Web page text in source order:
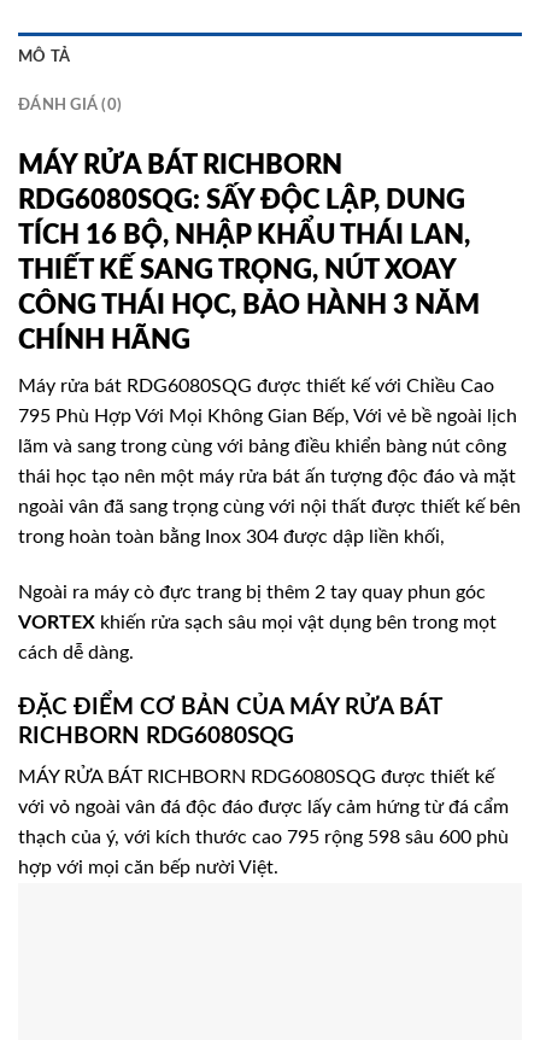
MÔ TẢ
ĐÁNH GIÁ (0)
MÁY RỬA BÁT RICHBORN
RDG6080SQG: SẤY ĐỘC LẬP, DUNG
TÍCH 16 BỘ, NHẬP KHẨU THÁI LAN,
THIẾT KẾ SANG TRỌNG, NÚT XOAY
CÔNG THÁI HỌC, BẢO HÀNH 3 NĂM
CHÍNH HÃNG
Máy rửa bát RDG6080SQG được thiết kế với Chiều Cao
795 Phù Hợp Với Mọi Không Gian Bếp, Với vẻ bề ngoài lịch
lãm và sang trong cùng với bảng điều khiển bàng nút công
thái học tạo nên một máy rửa bát ấn tượng độc đáo và mặt
ngoài vân đã sang trọng cùng với nội thất được thiết kế bên
trong hoàn toàn bằng Inox 304 được dập liền khối,
Ngoài ra máy cò đực trang bị thêm 2 tay quay phun góc
VORTEX khiến rửa sạch sâu mọi vật dụng bên trong mọt
cách dễ dàng.
ĐẶC ĐIỂM CƠ BẢN CỦA MÁY RỬA BÁT
RICHBORN RDG6080SQG
MÁY RỬA BÁT RICHBORN RDG6080SQG được thiết kế
với vỏ ngoài vân đá độc đáo được lấy cảm hứng từ đá cẩm
thạch của ý, với kích thước cao 795 rộng 598 sâu 600 phù
hợp với mọi căn bếp nười Việt.